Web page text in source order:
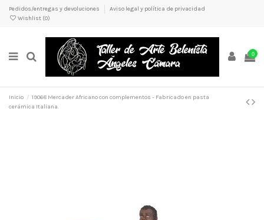
Pedidos/entregas y devoluciones
Aviso legal y política de privacidad
Wishlist (0)
0
Inicio
19068 Mercader Africano con complementos - Fabricado en pasta
cerámica Italiana.